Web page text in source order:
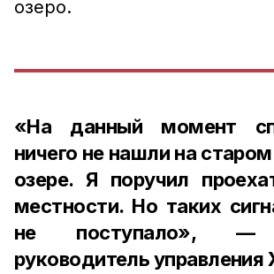
озеро.
«На данный момент
ничего не нашли на
озере. Я поручил
местности. Но таких
не поступало», —
руководитель